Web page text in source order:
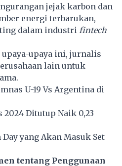
jejak karbon dan
energi terbarukan,
dalam industri fintech
upaya ini, jurnalis
lain untuk
U-19 Vs Argentina di
2024 Ditutup Naik 0,23
yang Akan Masuk Set
tentang Penggunaan